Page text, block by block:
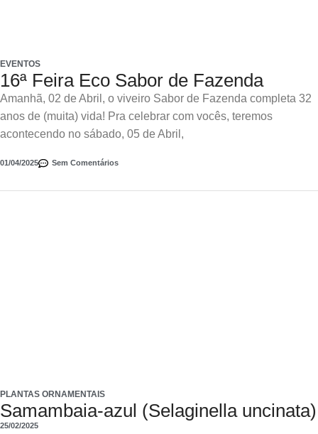
EVENTOS
16ª Feira Eco Sabor de Fazenda
Amanhã, 02 de Abril, o viveiro Sabor de Fazenda completa 32
anos de (muita) vida! Pra celebrar com vocês, teremos
acontecendo no sábado, 05 de Abril,
01/04/2025 Sem Comentários
PLANTAS ORNAMENTAIS
Samambaia-azul (Selaginella uncinata)
25/02/2025